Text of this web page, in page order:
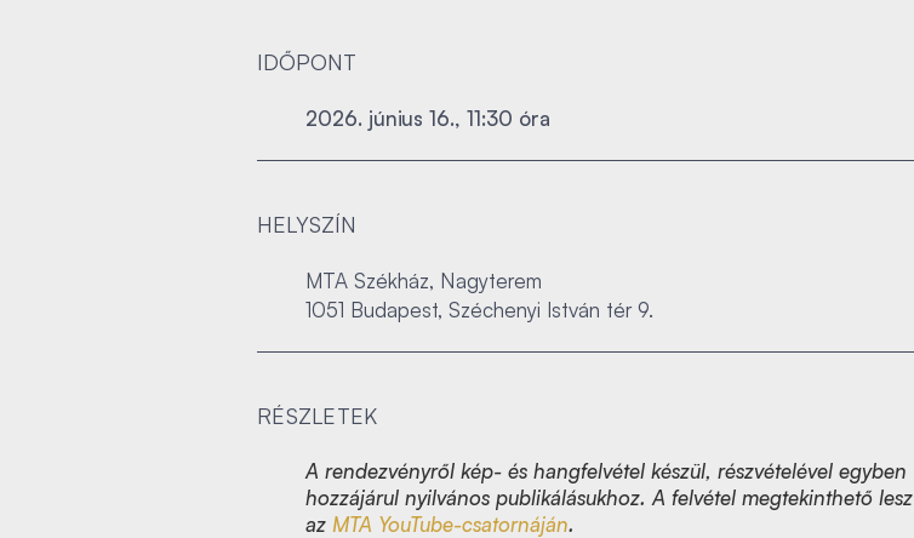
IDŐPONT
2026. június 16., 11:30 óra
HELYSZÍN
MTA Székház, Nagyterem
1051 Budapest, Széchenyi István tér 9.
RÉSZLETEK
A rendezvényről kép- és hangfelvétel készül, részvételével egyben
hozzájárul nyilvános publikálásukhoz. A felvétel megtekinthető lesz
az MTA YouTube-csatornáján.